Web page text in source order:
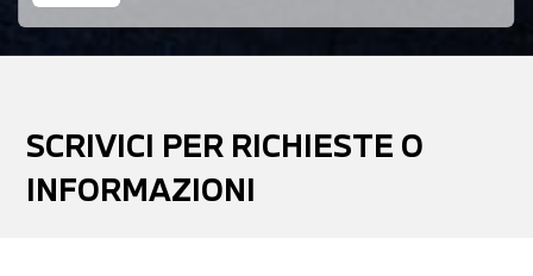
SCRIVICI PER RICHIESTE O
INFORMAZIONI